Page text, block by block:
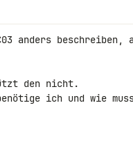
anders beschreiben,
den nicht.
ich und wie